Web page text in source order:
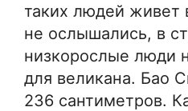
таких людей живет
не ослышались, в
низкорослые люди
для великана. Бао
236 сантиметров.